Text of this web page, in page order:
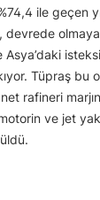
ile geçen
devrede
Asya’daki
Tüpraş
net rafineri
ve jet